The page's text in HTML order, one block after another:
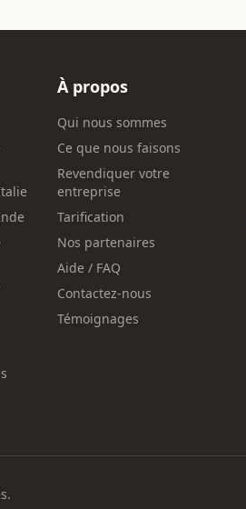
À propos
Qui nous sommes
Ce que nous faisons
Revendiquer votre
entreprise
Tarification
Nos partenaires
Aide / FAQ
Contactez-nous
Témoignages